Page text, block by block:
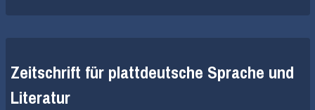
'
Zeitschrift für plattdeutsche Sprache und
Literatur